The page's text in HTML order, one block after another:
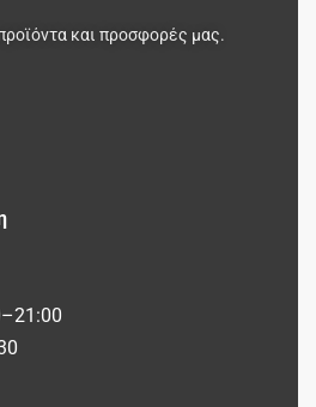
και προσφορές μας.